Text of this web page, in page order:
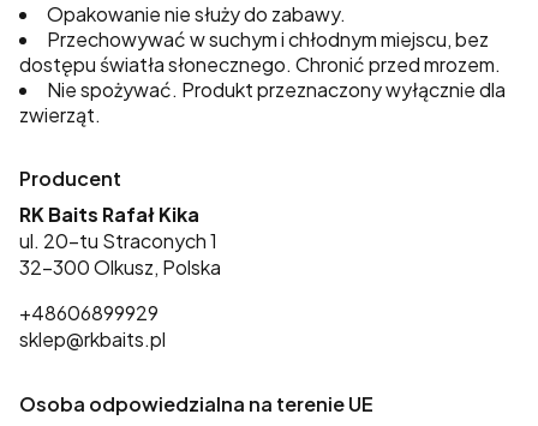
Opakowanie nie służy do zabawy.
Przechowywać w suchym i chłodnym miejscu, bez
dostępu światła słonecznego. Chronić przed mrozem.
Nie spożywać. Produkt przeznaczony wyłącznie dla
zwierząt.
Producent
RK Baits Rafał Kika
ul. 20-tu Straconych 1
32-300 Olkusz, Polska
+48606899929
sklep@rkbaits.pl
Osoba odpowiedzialna na terenie UE